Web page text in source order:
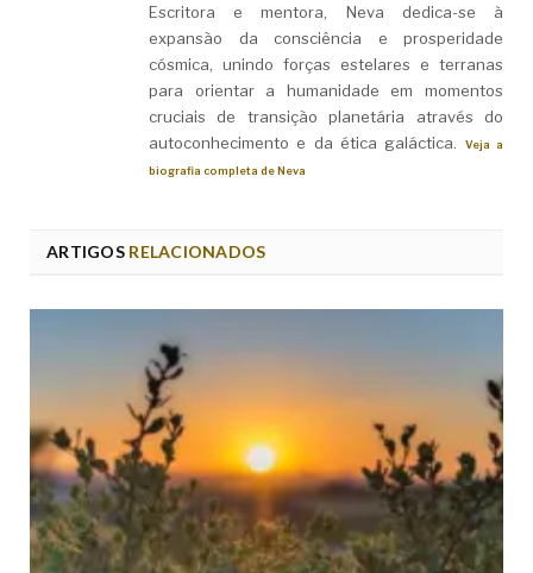
Escritora e mentora, Neva dedica-se à
expansão da consciência e prosperidade
cósmica, unindo forças estelares e terranas
para orientar a humanidade em momentos
cruciais de transição planetária através do
autoconhecimento e da ética galáctica.
Veja a
biografia completa de Neva
ARTIGOSRELACIONADOS